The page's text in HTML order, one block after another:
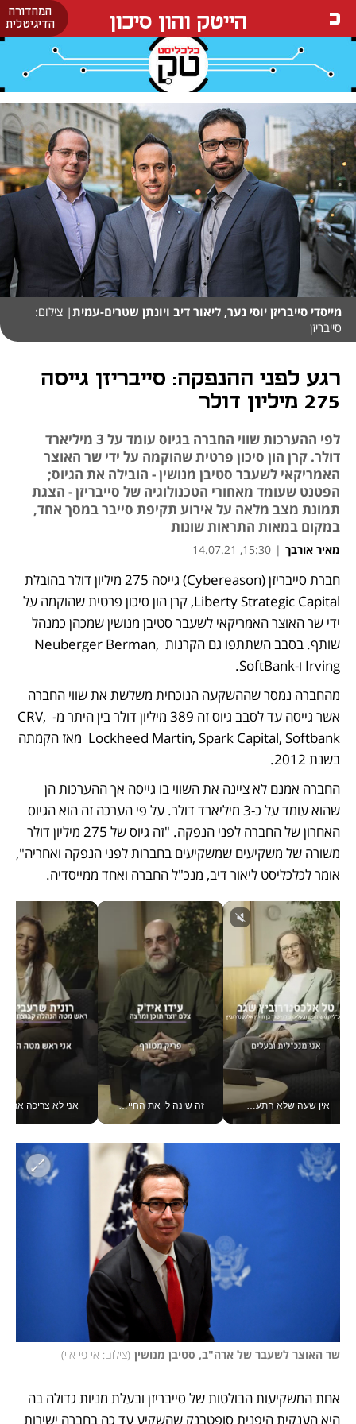
המהדורה
הדיגיטלית
הייטק והון סיכון
מייסדי סייבריזן יוסי נער, ליאור דיב ויונתן שטרים-עמית| צילום:
סייבריזן
רגע לפני ההנפקה: סייבריזן גייסה
275 מיליון דולר
לפי ההערכות שווי החברה בגיוס עומד על 3 מיליארד
דולר. קרן הון סיכון פרטית שהוקמה על ידי שר האוצר
האמריקאי לשעבר סטיבן מנושין - הובילה את הגיוס;
הפטנט שעומד מאחורי הטכנולוגיה של סייבריזן - הצגת
תמונת מצב מלאה על אירוע תקיפת סייבר במסך אחד,
במקום במאות התראות שונות
מאיר אורבך |
15:30, 14.07.21
שותף. בסבב השתתפו גם הקרנות Neuberger Berman,
Irving ו-SoftBank.
אשר גייסה עד לסבב גיוס זה 389 מיליון דולר בין היתר מ- CRV,
בשנת 2012.
אומר לכלכליסט ליאור דיב, מנכ"ל החברה ואחד ממייסדיה.
אין שעה שלא התעסקתי במשבר - טל אלכסנדרוביץ’ שגב מנהלת משברים תקשורתיים מכל מקום עם ה- Galaxy Z Fold8 Ultra שלה_v זה שינה לי את החיים: איך עידו איז'ק הופך את הסמארטפון לכלי צילום מקצועי_v
שר האוצר לשעבר של ארה"ב, סטיבן מנושין (צילום: אי פי איי)